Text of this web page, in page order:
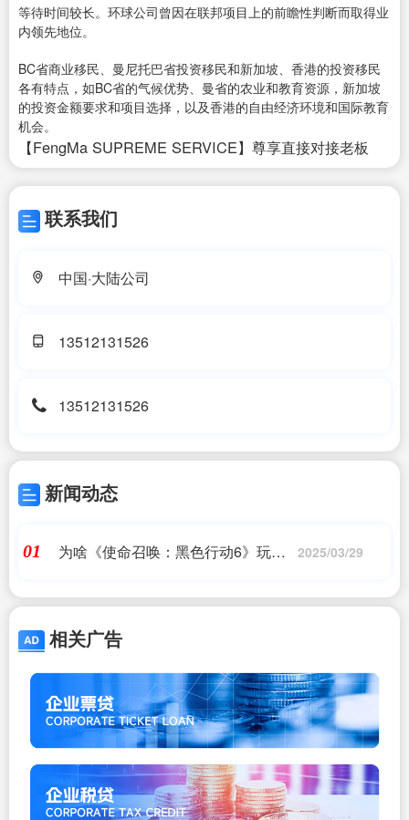
等待时间较长。环球公司曾因在联邦项目上的前瞻性判断而取得业
内领先地位。
BC省商业移民、曼尼托巴省投资移民和新加坡、香港的投资移民
各有特点，如BC省的气候优势、曼省的农业和教育资源，新加坡
的投资金额要求和项目选择，以及香港的自由经济环境和国际教育
机会。
【FengMa SUPREME SERVICE】尊享直接对接老板
联系我们
中国·大陆公司
13512131526
13512131526
新闻动态
01
为啥《使命召唤：黑色行动6》玩家
2025/03/29
相关广告